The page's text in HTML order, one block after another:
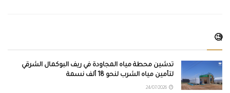
🧐
تدشين محطة مياه المجاودة في ريف البوكمال الشرقي
لتأمين مياه الشرب لنحو 18 ألف نسمة